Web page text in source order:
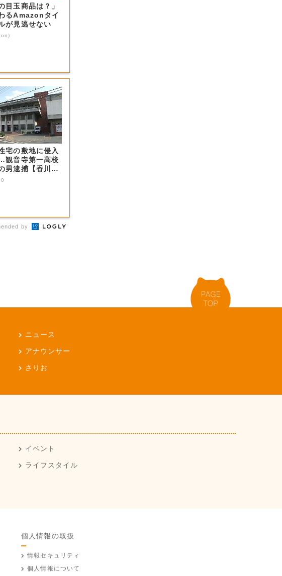
目玉商品は？」
るAmazonタイ
が見逃せない
宅の敷地に侵入
観音寺第一高校
男逮捕【香川・
】
by
ニュース
アナウンサー
さりお
イベント
ライフスタイル
個人情報の取扱
情報セキュリティ
個人情報について